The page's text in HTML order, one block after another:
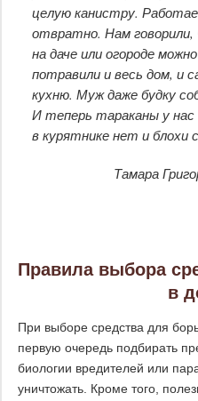
целую канистру.
отвратно. Нам
на даче или огороде
потравили и весь дом, и
кухню. Муж даже будку
И теперь тараканы у нас
в курятнике нет и блохи
Тамара
Правила выбора
в
При выборе средства для
первую очередь подбирать
биологии вредителей или
уничтожать. Кроме того,